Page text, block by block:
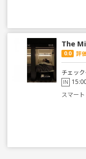
The
0.0 評
チェッ
IN
スマー